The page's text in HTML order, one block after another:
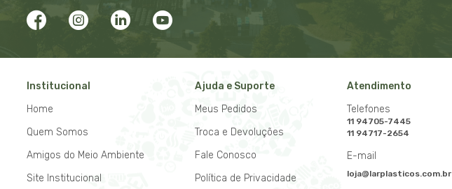
Institucional
Home
Quem Somos
Amigos do Meio Ambiente
Site Institucional
Ajuda e Suporte
Meus Pedidos
Troca e Devoluções
Fale Conosco
Política de Privacidade
Atendimento
Telefones
11 94705-7445
11 94717-2654
E-mail
loja@larplasticos.com.br